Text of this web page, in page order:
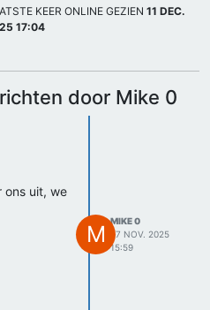
KEER ONLINE GEZIEN 11 DEC.
17:04
door Mike 0
ons uit, we
M MIKE 0
27 NOV. 2025
15:59